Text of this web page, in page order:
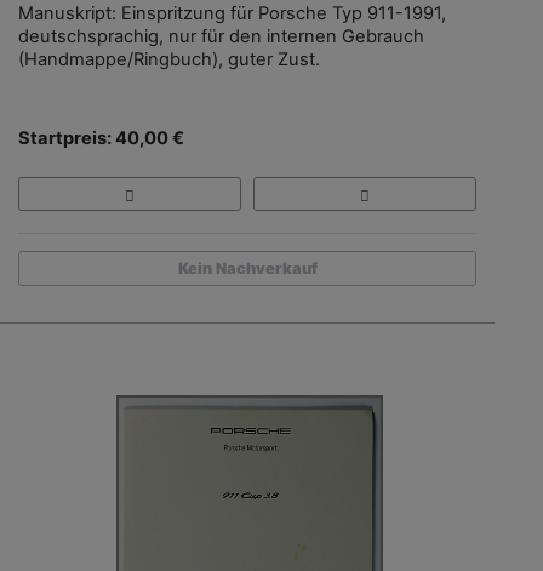
Manuskript: Einspritzung für Porsche Typ 911-1991,
deutschsprachig, nur für den internen Gebrauch
(Handmappe/Ringbuch), guter Zust.
Startpreis: 40,00 €
Kein Nachverkauf